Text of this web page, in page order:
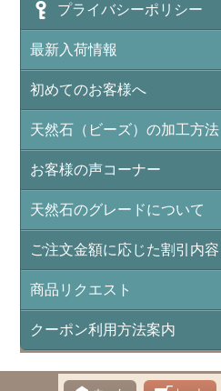
アンフィボールロック/角閃岩（
イーグルアイ（EagleEye）
インカローズ（ロードクロサイト/
インディアンアゲート(Indian Agate)
エメラルド(emerald/翠玉)
エレスチャル(elestial/骸骨水晶)
オーロラクォーツ(レインボー水晶)
オニキス(ブラック)(Black Onyx)
オブシディアン（黒曜石/Obsidian）
オフィカルサイト（蛇灰岩/
プライバシーポリシー
最新入荷情報
初めてのお客様へ
天然石（ビーズ）の加工方法
お客様の声コーナー
天然石のグレードについて
ご注文金額に応じた割引内
商品リクエスト
クーポン利用方法案内